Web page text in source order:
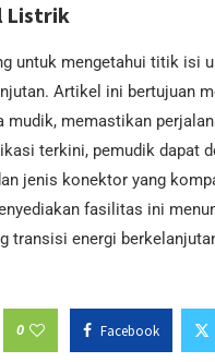
Listrik
untuk mengetahui titik isi
Artikel ini bertujuan
mudik, memastikan
terkini, pemudik dapat
jenis konektor yang
fasilitas ini
transisi energi
0 Facebook